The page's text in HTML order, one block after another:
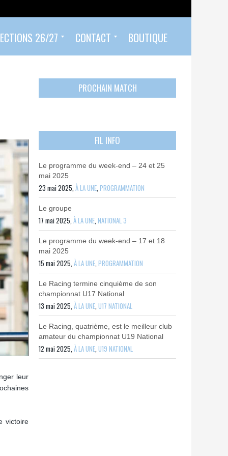
26/27 CONTACT BOUTIQUE
leur
victoire
PROCHAIN MATCH
FIL INFO
Le programme du week-end – 24 et 25
mai 2025
23 mai 2025,À LA UNE,PROGRAMMATION
Le groupe
17 mai 2025,À LA UNE,NATIONAL 3
Le programme du week-end – 17 et 18
mai 2025
15 mai 2025,À LA UNE,PROGRAMMATION
Le Racing termine cinquième de son
championnat U17 National
13 mai 2025,À LA UNE,U17 NATIONAL
Le Racing, quatrième, est le meilleur club
amateur du championnat U19 National
12 mai 2025,À LA UNE,U19 NATIONAL